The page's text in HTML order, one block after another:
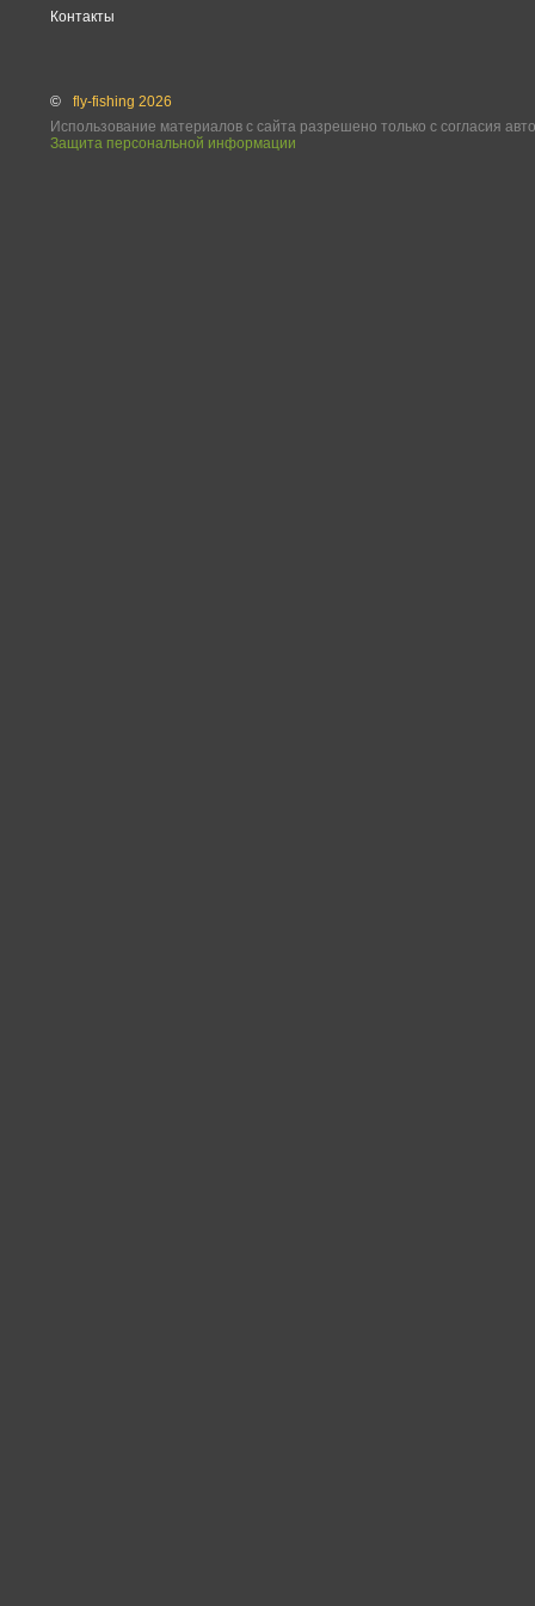
Контакты
©
fly-fishing 2026
Использование материалов с сайта разрешено только с согласия
Защита персональной информации